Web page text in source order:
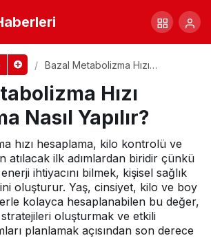
Bazal Metabolizma Hızı
Hızı
Nasıl Yapılır?
hızı hesaplama, kilo kontrolü ve
atılacak ilk adımlardan biridir çünkü
ihtiyacını bilmek, kişisel sağlık
oluşturur. Yaş, cinsiyet, kilo ve boy
kolayca hesaplanabilen bu değer,
oluşturmak ve etkili
planlamak açısından son derece
ve Hızlı Kilo Verdiren Diyet Türleri
Paylaş